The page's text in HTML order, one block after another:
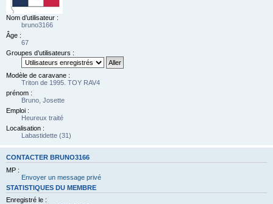
Nom d’utilisateur :
bruno3166
Âge :
67
Groupes d’utilisateurs :
Modèle de caravane :
Triton de 1995. TOY RAV4
prénom :
Bruno, Josette
Emploi :
Heureux traité
Localisation :
Labastidette (31)
CONTACTER BRUNO3166
MP :
Envoyer un message privé
STATISTIQUES DU MEMBRE
Enregistré le :